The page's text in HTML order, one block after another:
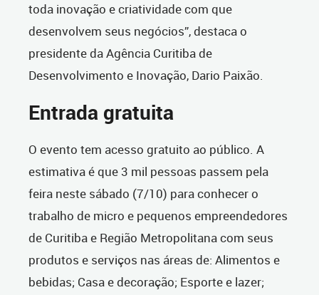
toda inovação e criatividade com que
desenvolvem seus negócios”, destaca o
presidente da Agência Curitiba de
Desenvolvimento e Inovação, Dario Paixão.
Entrada gratuita
O evento tem acesso gratuito ao público. A
estimativa é que 3 mil pessoas passem pela
feira neste sábado (7/10) para conhecer o
trabalho de micro e pequenos empreendedores
de Curitiba e Região Metropolitana com seus
produtos e serviços nas áreas de: Alimentos e
bebidas; Casa e decoração; Esporte e lazer;